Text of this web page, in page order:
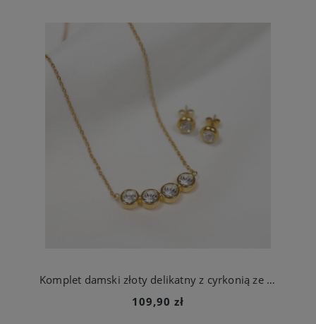
Komplet damski złoty delikatny z cyrkonią ze stali jubilerskiej
109,90 zł